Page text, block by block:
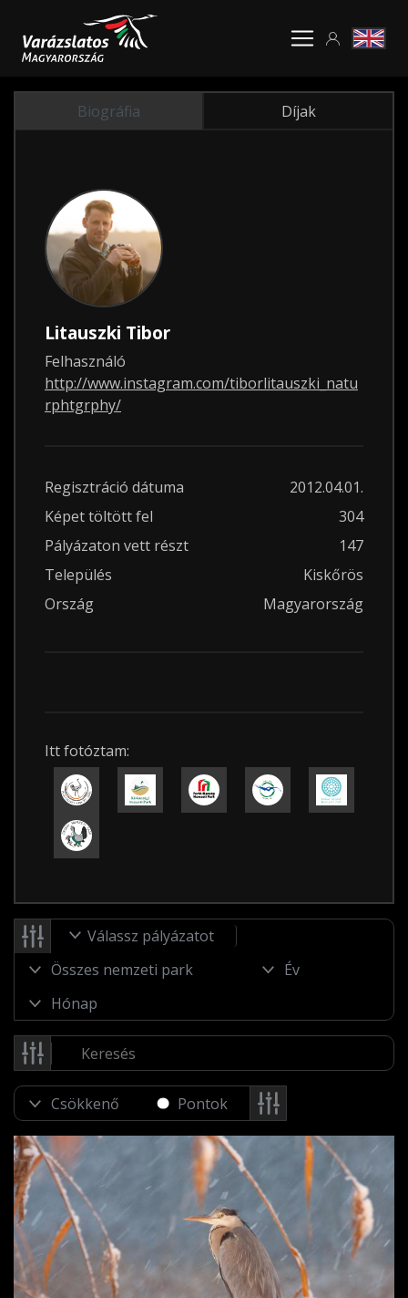
Biográfia Díjak
Litauszki Tibor
Felhasználó
http://www.instagram.com/tiborlitauszki_natu
rphtgrphy/
Regisztráció dátuma
2012.04.01.
Képet töltött fel
304
Pályázaton vett részt
147
Település
Kiskőrös
Ország
Magyarország
Itt fotóztam:
Válassz pályázatot
Pontok